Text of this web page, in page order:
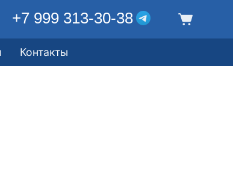
+7 999 313-30-38
Контакты